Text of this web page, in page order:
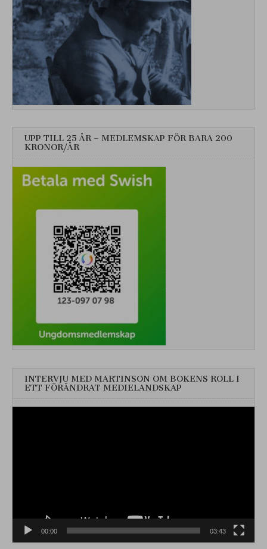
UPP TILL 25 ÅR – MEDLEMSKAP FÖR BARA 200
KRONOR/ÅR
INTERVJU MED MARTINSON OM BOKENS ROLL I
ETT FÖRÄNDRAT MEDIELANDSKAP
00:00 03:43